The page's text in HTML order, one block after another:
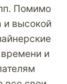
Помимо
и высокой
и